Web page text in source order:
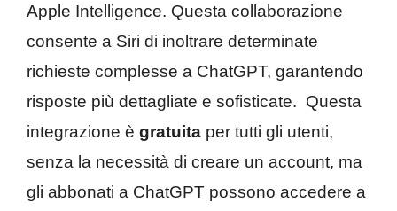
Apple Intelligence. Questa collaborazione
consente a Siri di inoltrare determinate
richieste complesse a ChatGPT, garantendo
risposte più dettagliate e sofisticate. Questa
integrazione è gratuita per tutti gli utenti,
senza la necessità di creare un account, ma
gli abbonati a ChatGPT possono accedere a